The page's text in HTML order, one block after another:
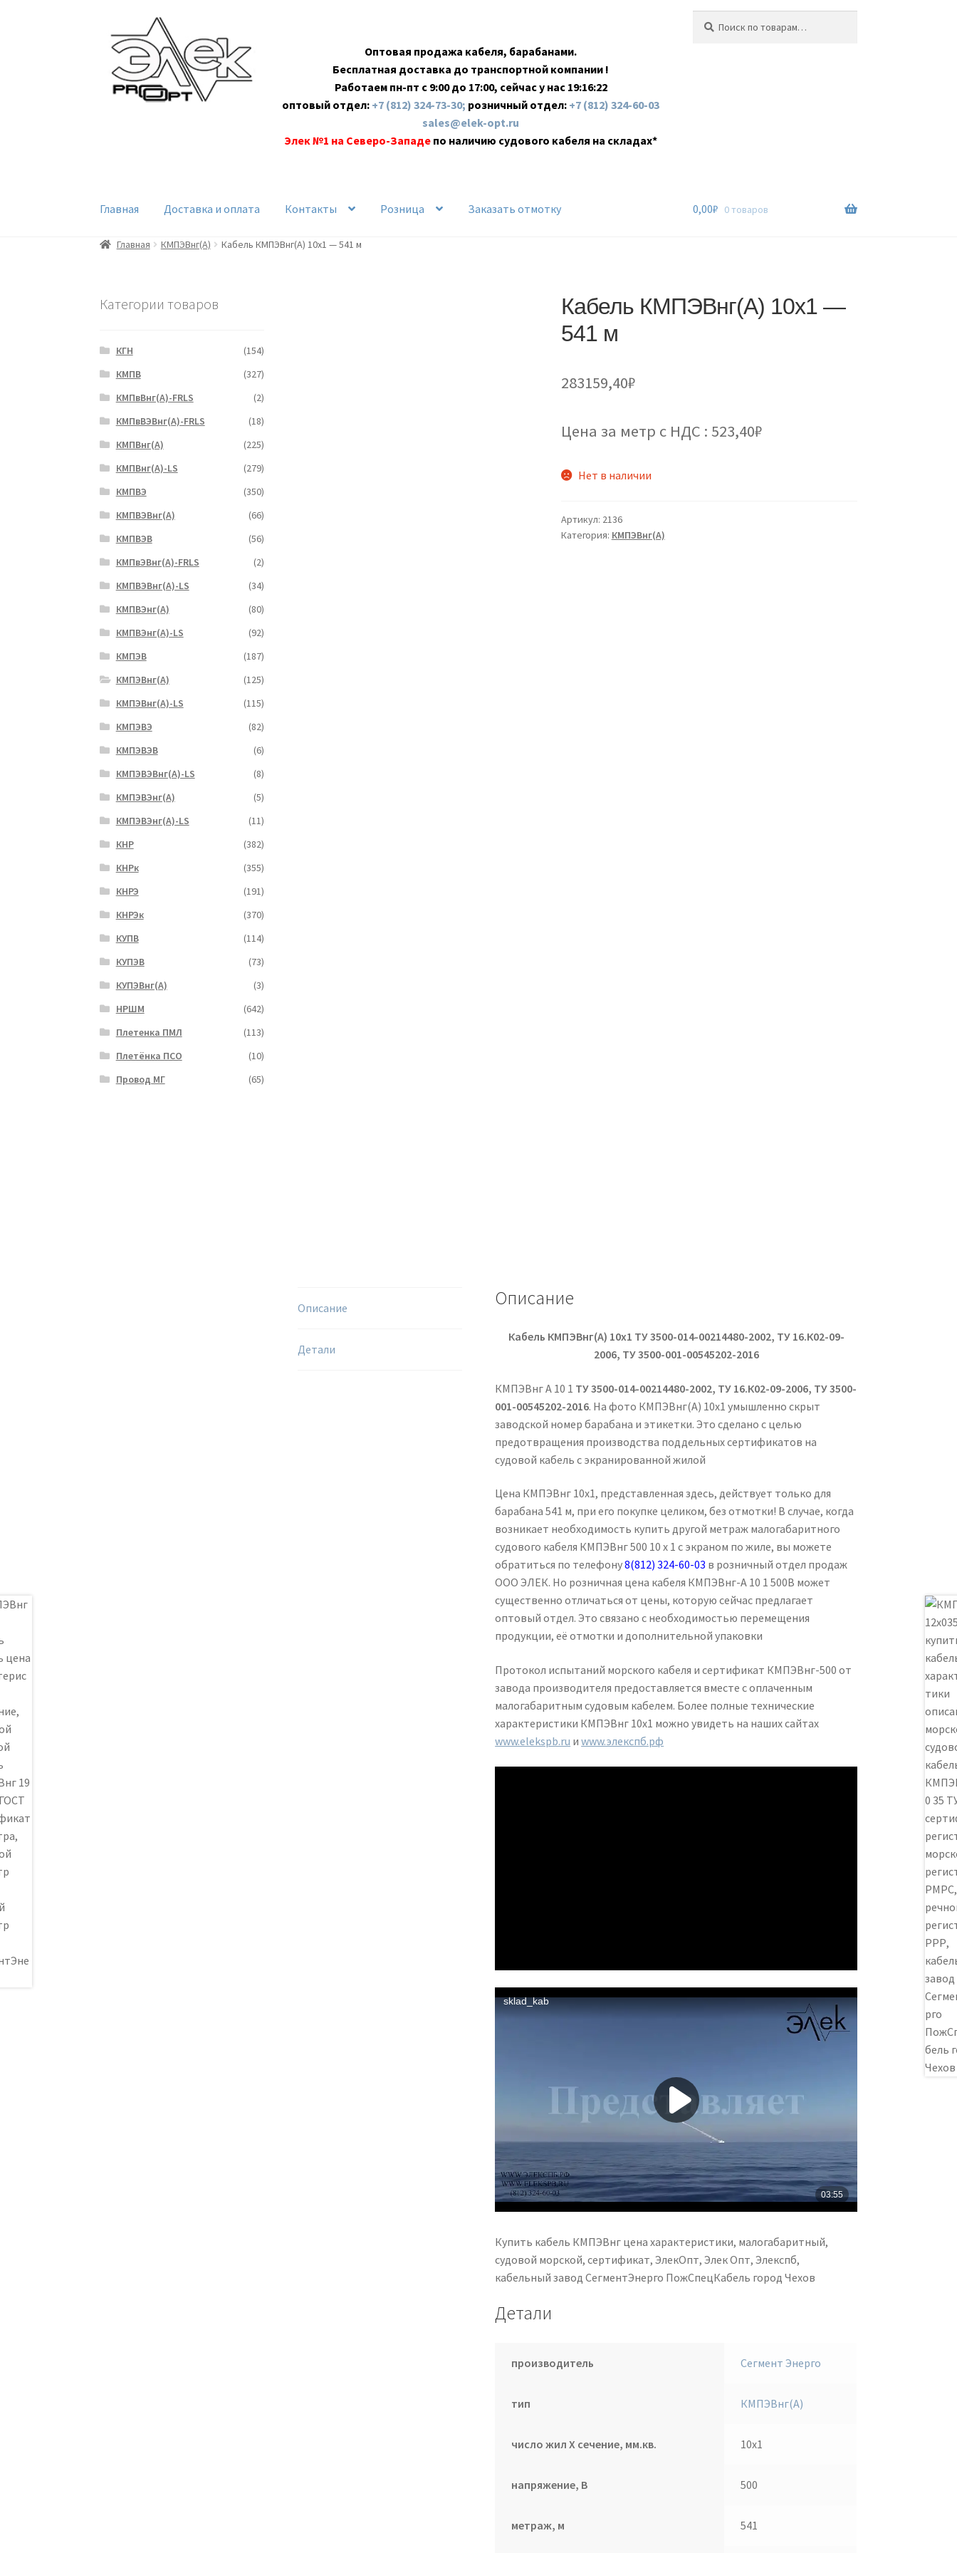
навигации
содержимому
Оптовая продажа кабеля, барабанами.
Бесплатная доставка до транспортной компании !
Работаем пн-пт с 9:00 до 17:00, сейчас у нас 19:16:23
оптовый отдел: +7 (812) 324-73-30; розничный отдел: +7 (812) 324-60-03
sales@elek-opt.ru
Элек №1 на Северо-Западе по наличию судового кабеля на складах*
Главная Доставка и оплата Контакты Розница Заказать отмотку 0,00₽ 0 товаров
Главная КМПЭВнг(А) Кабель КМПЭВнг(А) 10х1 — 541 м
Кабель КМПЭВнг(А) 10х1 —
541 м
283159,40₽
Цена за метр с НДС : 523,40₽
Нет в наличии
Артикул: 2136
Категория: КМПЭВнг(А)
Описание
Детали
Описание
Кабель КМПЭВнг(А) 10х1 ТУ 3500-014-00214480-2002, ТУ 16.К02-09-
2006, ТУ 3500-001-00545202-2016
КМПЭВнг А 10 1 ТУ 3500-014-00214480-2002, ТУ 16.К02-09-2006, ТУ 3500-
001-00545202-2016. На фото КМПЭВнг(А) 10х1 умышленно скрыт
заводской номер барабана и этикетки. Это сделано с целью
предотвращения производства поддельных сертификатов на
судовой кабель с экранированной жилой
Цена КМПЭВнг 10х1, представленная здесь, действует только для
барабана 541 м, при его покупке целиком, без отмотки! В случае, когда
возникает необходимость купить другой метраж малогабаритного
судового кабеля КМПЭВнг 500 10 х 1 с экраном по жиле, вы можете
обратиться по телефону8(812) 324-60-03 в розничный отдел продаж
ООО ЭЛЕК. Но розничная цена кабеля КМПЭВнг-А 10 1 500В может
существенно отличаться от цены, которую сейчас предлагает
оптовый отдел. Это связано с необходимостью перемещения
продукции, её отмотки и дополнительной упаковки
Протокол испытаний морского кабеля и сертификат КМПЭВнг-500 от
завода производителя предоставляется вместе с оплаченным
малогабаритным судовым кабелем. Более полные технические
характеристики КМПЭВнг 10х1 можно увидеть на наших сайтах
www.elekspb.ru иwww.элекспб.рф
Купить кабель КМПЭВнг цена характеристики, малогабаритный,
судовой морской, сертификат, ЭлекОпт, Элек Опт, Элекспб,
кабельный завод СегментЭнерго ПожСпецКабель город Чехов
Детали
производитель Сегмент Энерго
тип КМПЭВнг(А)
число жил Х сечение, мм.кв. 10х1
напряжение, В 500
метраж, м 541
Категории товаров
КГН
(154)
КМПВ
(327)
КМПвВнг(А)-FRLS
(2)
КМПвВЭВнг(А)-FRLS
(18)
КМПВнг(А)
(225)
КМПВнг(А)-LS
(279)
КМПВЭ
(350)
КМПВЭBнг(А)
(66)
КМПВЭВ
(56)
КМПвЭВнг(А)-FRLS
(2)
КМПВЭВнг(А)-LS
(34)
КМПВЭнг(А)
(80)
КМПВЭнг(А)-LS
(92)
КМПЭВ
(187)
КМПЭВнг(А)
(125)
КМПЭВнг(А)-LS
(115)
КМПЭВЭ
(82)
КМПЭВЭВ
(6)
КМПЭВЭВнг(А)-LS
(8)
КМПЭВЭнг(А)
(5)
КМПЭВЭнг(А)-LS
(11)
КНР
(382)
КНРк
(355)
КНРЭ
(191)
КНРЭк
(370)
КУПВ
(114)
КУПЭВ
(73)
КУПЭВнг(А)
(3)
НРШМ
(642)
Плетенка ПМЛ
(113)
Плетёнка ПСО
(10)
Провод МГ
(65)